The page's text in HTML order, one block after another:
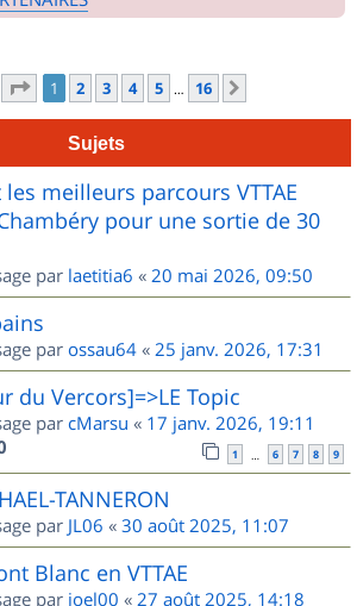
Page 1sur
1 2 3 4 5 … 16
Sujets
meilleurs parcours VTTAE
pour une sortie de 30
par laetitia6 « 20 mai 2026, 09:50
par ossau64 « 25 janv. 2026, 17:31
du Vercors]=>LE Topic
par cMarsu « 17 janv. 2026, 19:11
1 … 6 7 8 9
TANNERON
par JL06 « 30 août 2025, 11:07
Blanc en VTTAE
par joel00 « 27 août 2025, 14:18